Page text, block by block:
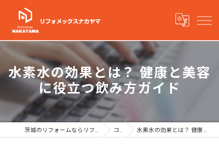
水素水の効果とは？ 健康と美容
に役立つ飲み方ガイド
茨城のリフォームならリフォメックスナカヤマ有限会社 コラム 水素水の効果とは？ 健康と美容に役立つ飲み方ガイド